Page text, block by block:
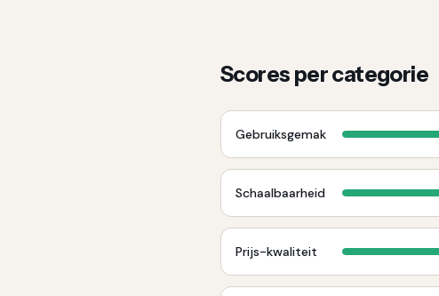
Scores per categorie
Gebruiksgemak
Schaalbaarheid
Prijs-kwaliteit